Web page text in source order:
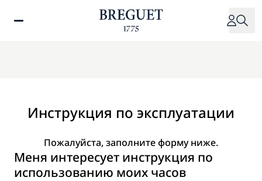
Инструкция по эксплуатации
Пожалуйста, заполните форму ниже.
Меня интересует инструкция по
использованию моих часов